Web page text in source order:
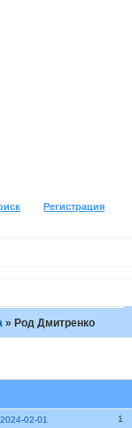
Регистрация
»Род Дмитренко
1
2024-02-01